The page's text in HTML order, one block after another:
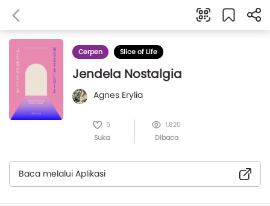
Cerpen Slice of Life
Jendela Nostalgia
Agnes Erylia
5
Suka
1,820
Dibaca
Baca melalui Aplikasi